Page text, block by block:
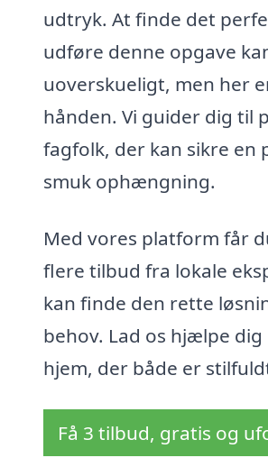
udtryk. At finde det
udføre denne opgave
uoverskueligt, men her
hånden. Vi guider dig til
fagfolk, der kan sikre en
smuk ophængning.
Med vores platform får
flere tilbud fra lokale
kan finde den rette
behov. Lad os hjælpe
hjem, der både er
Få 3 tilbud, gratis og